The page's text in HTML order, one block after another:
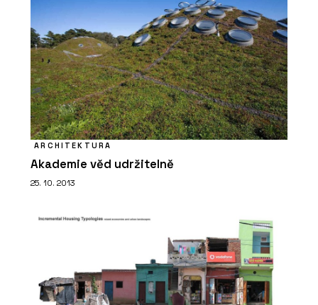
ARCHITEKTURA
Akademie věd udržitelně
25. 10. 2013